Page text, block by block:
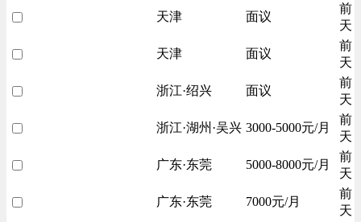
天津 面议
前
天
天津 面议
前
天
浙江·绍兴 面议
前
天
浙江·湖州·吴兴 3000-5000元/月
前
天
广东·东莞 5000-8000元/月
前
天
广东·东莞 7000元/月
前
天